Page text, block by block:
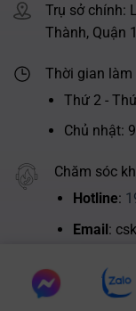
Trụ sở chính:
Thành, Quận
Thời gian làm
Thứ 2 -
Chủ nhật:
Chăm sóc
Hotline:
Email:
Hợp tác kinh
Hotline:
Chat
messenger
Chat